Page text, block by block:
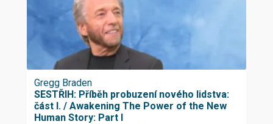
Gregg Braden
SESTŘIH: Příběh probuzení nového lidstva:
část I. / Awakening The Power of the New
Human Story: Part I